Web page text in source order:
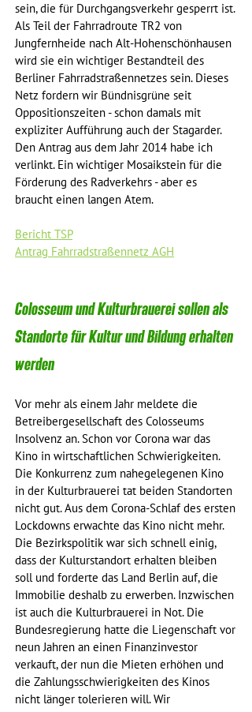
sein, die für Durchgangsverkehr gesperrt ist.
Als Teil der Fahrradroute TR2 von
Jungfernheide nach Alt-Hohenschönhausen
wird sie ein wichtiger Bestandteil des
Berliner Fahrradstraßennetzes sein. Dieses
Netz fordern wir Bündnisgrüne seit
Oppositionszeiten - schon damals mit
expliziter Aufführung auch der Stagarder.
Den Antrag aus dem Jahr 2014 habe ich
verlinkt. Ein wichtiger Mosaikstein für die
Förderung des Radverkehrs - aber es
braucht einen langen Atem.
Bericht TSP
Antrag Fahrradstraßennetz AGH
Colosseum und Kulturbrauerei sollen als
Standorte für Kultur und Bildung erhalten
werden
Vor mehr als einem Jahr meldete die
Betreibergesellschaft des Colosseums
Insolvenz an. Schon vor Corona war das
Kino in wirtschaftlichen Schwierigkeiten.
Die Konkurrenz zum nahegelegenen Kino
in der Kulturbrauerei tat beiden Standorten
nicht gut. Aus dem Corona-Schlaf des ersten
Lockdowns erwachte das Kino nicht mehr.
Die Bezirkspolitik war sich schnell einig,
dass der Kulturstandort erhalten bleiben
soll und forderte das Land Berlin auf, die
Immobilie deshalb zu erwerben. Inzwischen
ist auch die Kulturbrauerei in Not. Die
Bundesregierung hatte die Liegenschaft vor
neun Jahren an einen Finanzinvestor
verkauft, der nun die Mieten erhöhen und
die Zahlungsschwierigkeiten des Kinos
nicht länger tolerieren will. Wir